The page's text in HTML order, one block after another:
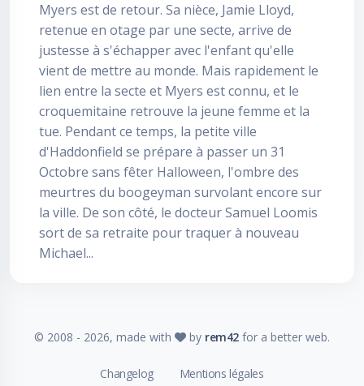
Myers est de retour. Sa nièce, Jamie Lloyd,
retenue en otage par une secte, arrive de
justesse à s'échapper avec l'enfant qu'elle
vient de mettre au monde. Mais rapidement le
lien entre la secte et Myers est connu, et le
croquemitaine retrouve la jeune femme et la
tue. Pendant ce temps, la petite ville
d'Haddonfield se prépare à passer un 31
Octobre sans fêter Halloween, l'ombre des
meurtres du boogeyman survolant encore sur
la ville. De son côté, le docteur Samuel Loomis
sort de sa retraite pour traquer à nouveau
Michael...
© 2008 - 2026, made with by rem42 for a better web.
Changelog
Mentions légales